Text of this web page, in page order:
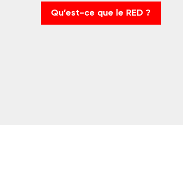
Qu’est-ce que le RED ?